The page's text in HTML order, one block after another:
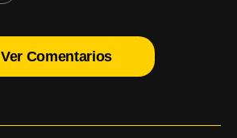
Ver Comentarios